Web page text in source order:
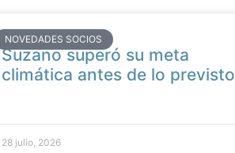
NOVEDADES SOCIOS
Suzano superó su meta
climática antes de lo previsto
28 julio, 2026